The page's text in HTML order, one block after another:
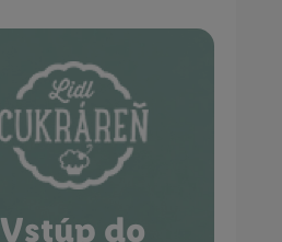
Vstúp do